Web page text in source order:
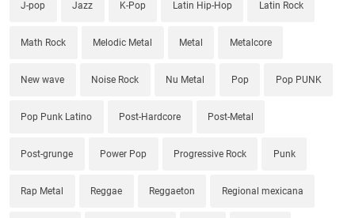
J-pop Jazz K-Pop Latin Hip-Hop Latin Rock
Math Rock Melodic Metal Metal Metalcore
New wave Noise Rock Nu Metal Pop Pop PUNK
Pop Punk Latino Post-Hardcore Post-Metal
Post-grunge Power Pop Progressive Rock Punk
Rap Metal Reggae Reggaeton Regional mexicana